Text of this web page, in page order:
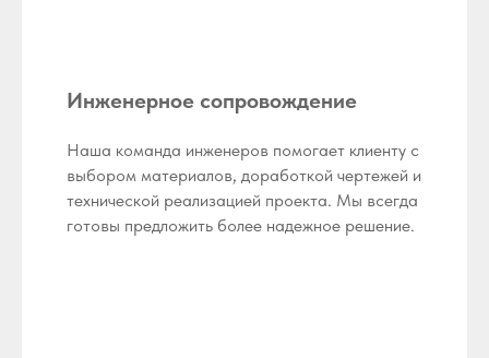
Инженерное сопровождение
Наша команда инженеров помогает клиенту с
выбором материалов, доработкой чертежей и
технической реализацией проекта. Мы всегда
готовы предложить более надежное решение.